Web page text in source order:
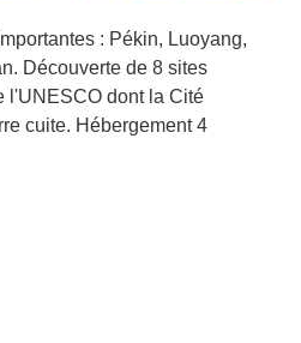
: Pékin, Luoyang,
Découverte de 8 sites
l'UNESCO dont la Cité
cuite. Hébergement 4